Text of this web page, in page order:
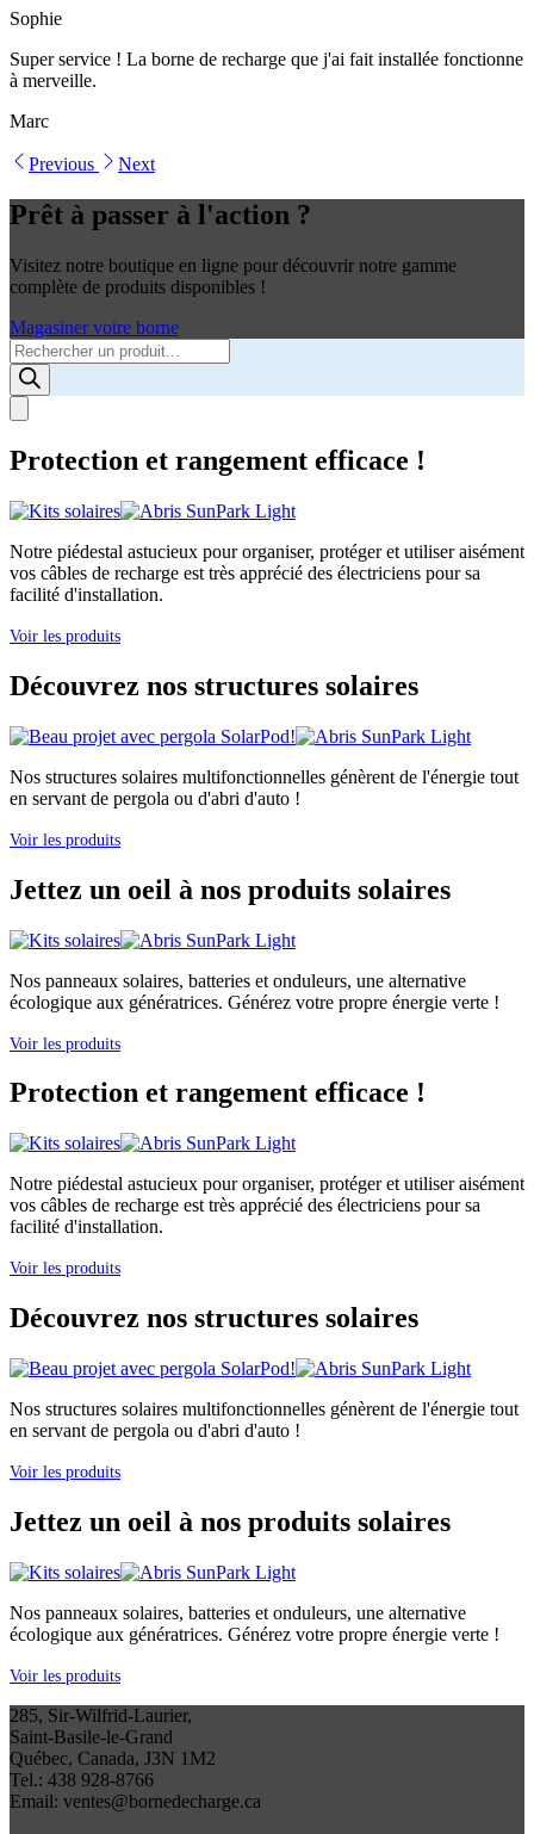
Sophie
Super service ! La borne de recharge que j'ai fait installée fonctionne
à merveille.
Marc
Previous Next
Prêt à passer à l'action ?
Visitez notre boutique en ligne pour découvrir notre gamme
complète de produits disponibles !
Magasiner votre borne
Products
search
Protection et rangement efficace !
Notre piédestal astucieux pour organiser, protéger et utiliser aisément
vos câbles de recharge est très apprécié des électriciens pour sa
facilité d'installation.
Voir les produits
Découvrez nos structures solaires
Nos structures solaires multifonctionnelles génèrent de l'énergie tout
en servant de pergola ou d'abri d'auto !
Voir les produits
Jettez un oeil à nos produits solaires
Nos panneaux solaires, batteries et onduleurs, une alternative
écologique aux génératrices. Générez votre propre énergie verte !
Voir les produits
Protection et rangement efficace !
Notre piédestal astucieux pour organiser, protéger et utiliser aisément
vos câbles de recharge est très apprécié des électriciens pour sa
facilité d'installation.
Voir les produits
Découvrez nos structures solaires
Nos structures solaires multifonctionnelles génèrent de l'énergie tout
en servant de pergola ou d'abri d'auto !
Voir les produits
Jettez un oeil à nos produits solaires
Nos panneaux solaires, batteries et onduleurs, une alternative
écologique aux génératrices. Générez votre propre énergie verte !
Voir les produits
285, Sir-Wilfrid-Laurier,
Saint-Basile-le-Grand
Québec, Canada, J3N 1M2
Tel.: 438 928-8766
Email: ventes@bornedecharge.ca